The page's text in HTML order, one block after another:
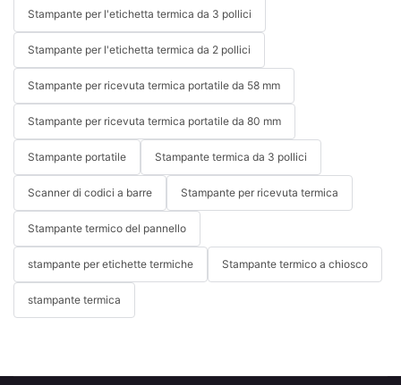
Stampante per l'etichetta termica da 3 pollici
Stampante per l'etichetta termica da 2 pollici
Stampante per ricevuta termica portatile da 58 mm
Stampante per ricevuta termica portatile da 80 mm
Stampante portatile Stampante termica da 3 pollici
Scanner di codici a barre Stampante per ricevuta termica
Stampante termico del pannello
stampante per etichette termiche Stampante termico a chiosco
stampante termica